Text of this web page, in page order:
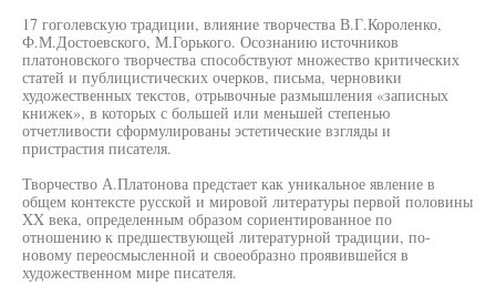
17 гоголевскую традиции, влияние творчества В.Г.Короленко,
Ф.М.Достоевского, М.Горького. Осознанию источников
платоновского творчества способствуют множество критических
статей и публицистических очерков, письма, черновики
художественных текстов, отрывочные размышления «записных
книжек», в которых с большей или меньшей степенью
отчетливости сформулированы эстетические взгляды и
пристрастия писателя.
Творчество А.Платонова предстает как уникальное явление в
общем контексте русской и мировой литературы первой половины
XX века, определенным образом сориентированное по
отношению к предшествующей литературной традиции, по-
новому переосмысленной и своеобразно проявившейся в
художественном мире писателя.